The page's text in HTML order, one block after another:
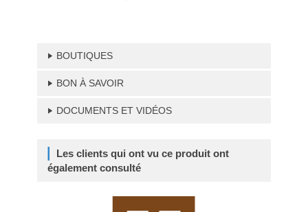
BOUTIQUES
BON À SAVOIR
DOCUMENTS ET VIDÉOS
Les clients qui ont vu ce produit ont
également consulté